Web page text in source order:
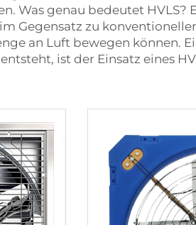
Was genau bedeutet HVLS?
Gegensatz zu
an Luft bewegen können.
ist der Einsatz eines